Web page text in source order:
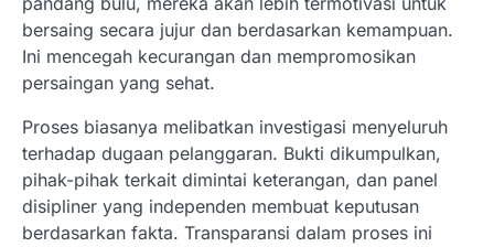
bersaing secara jujur dan berdasarkan kemampuan.
Ini mencegah kecurangan dan mempromosikan
persaingan yang sehat.
Proses biasanya melibatkan investigasi menyeluruh
terhadap dugaan pelanggaran. Bukti dikumpulkan,
pihak-pihak terkait dimintai keterangan, dan panel
disipliner yang independen membuat keputusan
berdasarkan fakta. Transparansi dalam proses ini